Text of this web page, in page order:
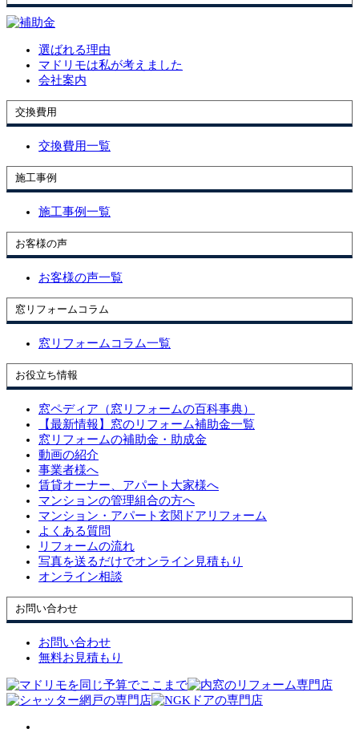
選ばれる理由
マドリモは私が考えました
会社案内
交換費用
交換費用一覧
施工事例
施工事例一覧
お客様の声
お客様の声一覧
窓リフォームコラム
窓リフォームコラム一覧
お役立ち情報
窓ペディア（窓リフォームの百科事典）
【最新情報】窓のリフォーム補助金一覧
窓リフォームの補助金・助成金
動画の紹介
事業者様へ
賃貸オーナー、アパート大家様へ
マンションの管理組合の方へ
マンション・アパート玄関ドアリフォーム
よくある質問
リフォームの流れ
写真を送るだけでオンライン見積もり
オンライン相談
お問い合わせ
お問い合わせ
無料お見積もり